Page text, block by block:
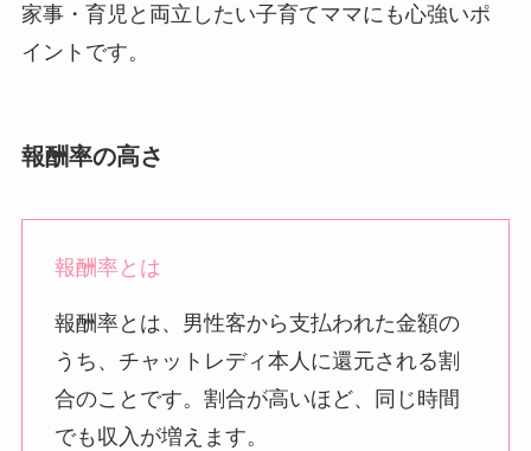
家事・育児と両立したい子育てママにも心強いポ
イントです。
報酬率の高さ
報酬率とは
報酬率とは、男性客から支払われた金額の
うち、チャットレディ本人に還元される割
合のことです。割合が高いほど、同じ時間
でも収入が増えます。